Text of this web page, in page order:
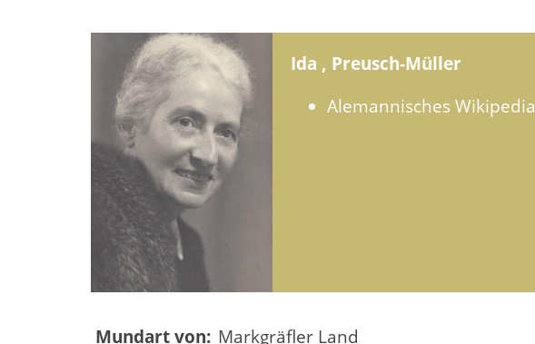
Ida , Preusch-Müller
Alemannisches Wikipedia
Mundart von: Markgräfler Land